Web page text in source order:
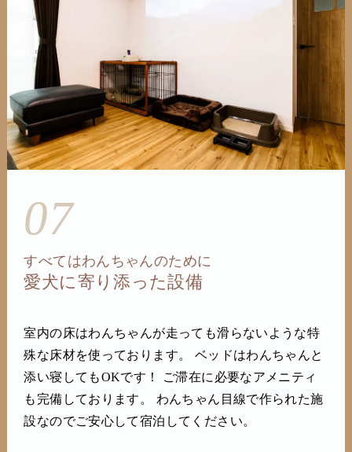
07
すべてはわんちゃんのために
愛犬に寄り添った設備
室内の床はわんちゃんが走っても滑らないような特
殊な床材を使っております。 ベッドはわんちゃんと
添い寝してもOKです！ ご滞在に必要なアメニティ
も完備しております。 わんちゃん目線で作られた施
設なのでご安心して宿泊してください。